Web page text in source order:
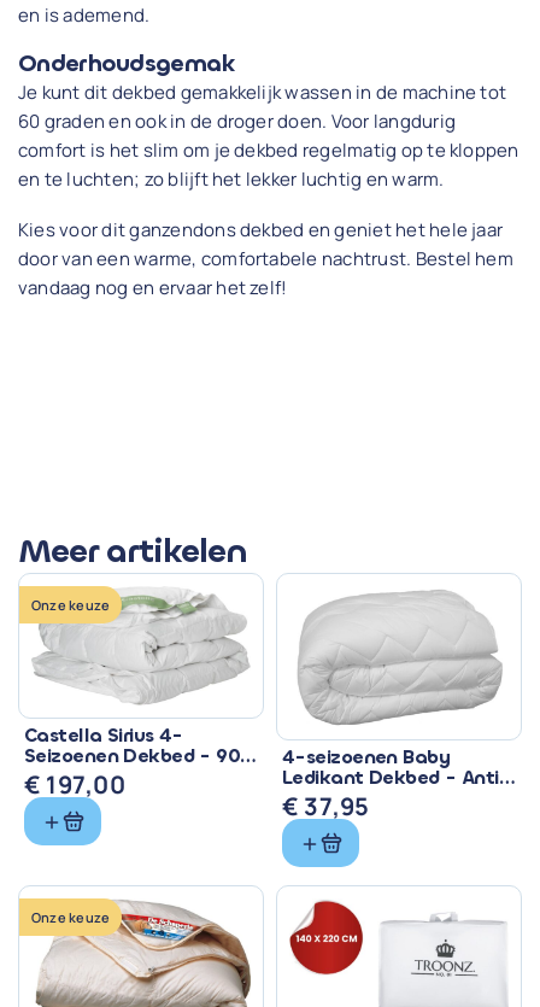
en is ademend.
Onderhoudsgemak
Je kunt dit dekbed gemakkelijk wassen in de machine tot
60 graden en ook in de droger doen. Voor langdurig
comfort is het slim om je dekbed regelmatig op te kloppen
en te luchten; zo blijft het lekker luchtig en warm.
Kies voor dit ganzendons dekbed en geniet het hele jaar
door van een warme, comfortabele nachtrust. Bestel hem
vandaag nog en ervaar het zelf!
Meer artikelen
Onze keuze
Castella Sirius 4-
Seizoenen Dekbed - 90%
Eendendons &
Ventilerend
€ 197,00
4-seizoenen Baby
Ledikant Dekbed - Anti
Allergisch & Wasbaar
€ 37,95
Onze keuze